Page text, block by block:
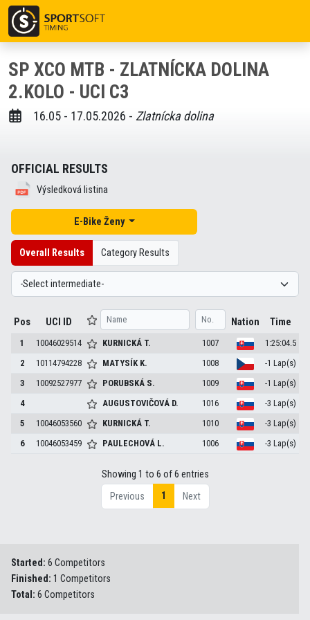
SP XCO MTB - ZLATNÍCKA DOLINA
2.KOLO - UCI C3
16.05 - 17.05.2026 - Zlatnícka dolina
OFFICIAL RESULTS
Výsledková listina
E-Bike Ženy
Overall Results Category Results
Pos UCI ID Nation Time
1 10046029514 KURNICKÁ T. 1007
1:25:04.5
2
10114794228 MATYSÍK K. 1008
-1 Lap(s)
3
10092527977 PORUBSKÁ S. 1009
-1 Lap(s)
4
AUGUSTOVIČOVÁ D. 1016
-3 Lap(s)
5
10046053560 KURNICKÁ T. 1010
-3 Lap(s)
6
10046053459 PAULECHOVÁ L. 1006 -3 Lap(s)
Showing 1 to 6 of 6 entries
Previous
1 Next
Started: 6 Competitors
Finished: 1 Competitors
Total: 6 Competitors